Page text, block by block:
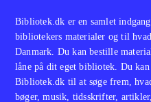
Bibliotek.dk er en samlet
bibliotekers materialer og til
Danmark. Du kan bestille
låne på dit eget bibliotek. Du kan
Bibliotek.dk til at søge frem,
bøger, musik, tidsskrifter,